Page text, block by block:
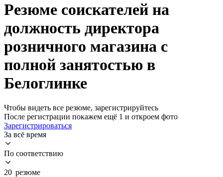
Резюме соискателей на
должность директора
розничного магазина с
полной занятостью в
Белоглинке
Чтобы видеть все резюме, зарегистрируйтесь
После регистрации покажем ещё 1 и откроем фото
Зарегистрироваться
За всё время
По соответствию
20 резюме